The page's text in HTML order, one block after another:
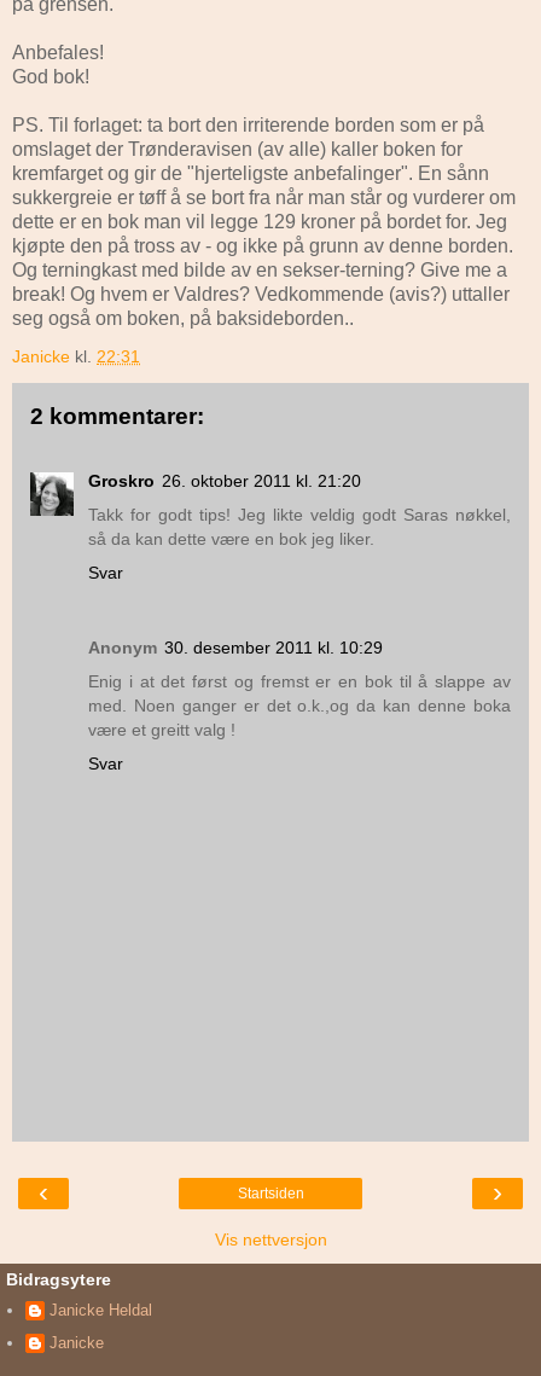
Anbefales!
God bok!
PS. Til forlaget: ta bort den irriterende borden som er på
omslaget der Trønderavisen (av alle) kaller boken for
kremfarget og gir de "hjerteligste anbefalinger". En sånn
sukkergreie er tøff å se bort fra når man står og vurderer om
dette er en bok man vil legge 129 kroner på bordet for. Jeg
kjøpte den på tross av - og ikke på grunn av denne borden.
Og terningkast med bilde av en sekser-terning? Give me a
break! Og hvem er Valdres? Vedkommende (avis?) uttaller
seg også om boken, på baksideborden..
Janicke kl. 22:31
2 kommentarer:
Groskro 26. oktober 2011 kl. 21:20
Takk for godt tips! Jeg likte veldig godt Saras nøkkel,
så da kan dette være en bok jeg liker.
Svar
Anonym 30. desember 2011 kl. 10:29
Enig i at det først og fremst er en bok til å slappe av
med. Noen ganger er det o.k.,og da kan denne boka
være et greitt valg !
Svar
‹ ›
Startsiden
Vis nettversjon
Bidragsytere
Janicke Heldal
Janicke